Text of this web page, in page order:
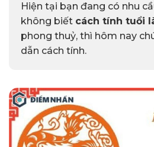
Hiện tại bạn đang có nhu
không biết cách tính tuổi
phong thuỷ, thì hôm nay
dẫn cách tính.